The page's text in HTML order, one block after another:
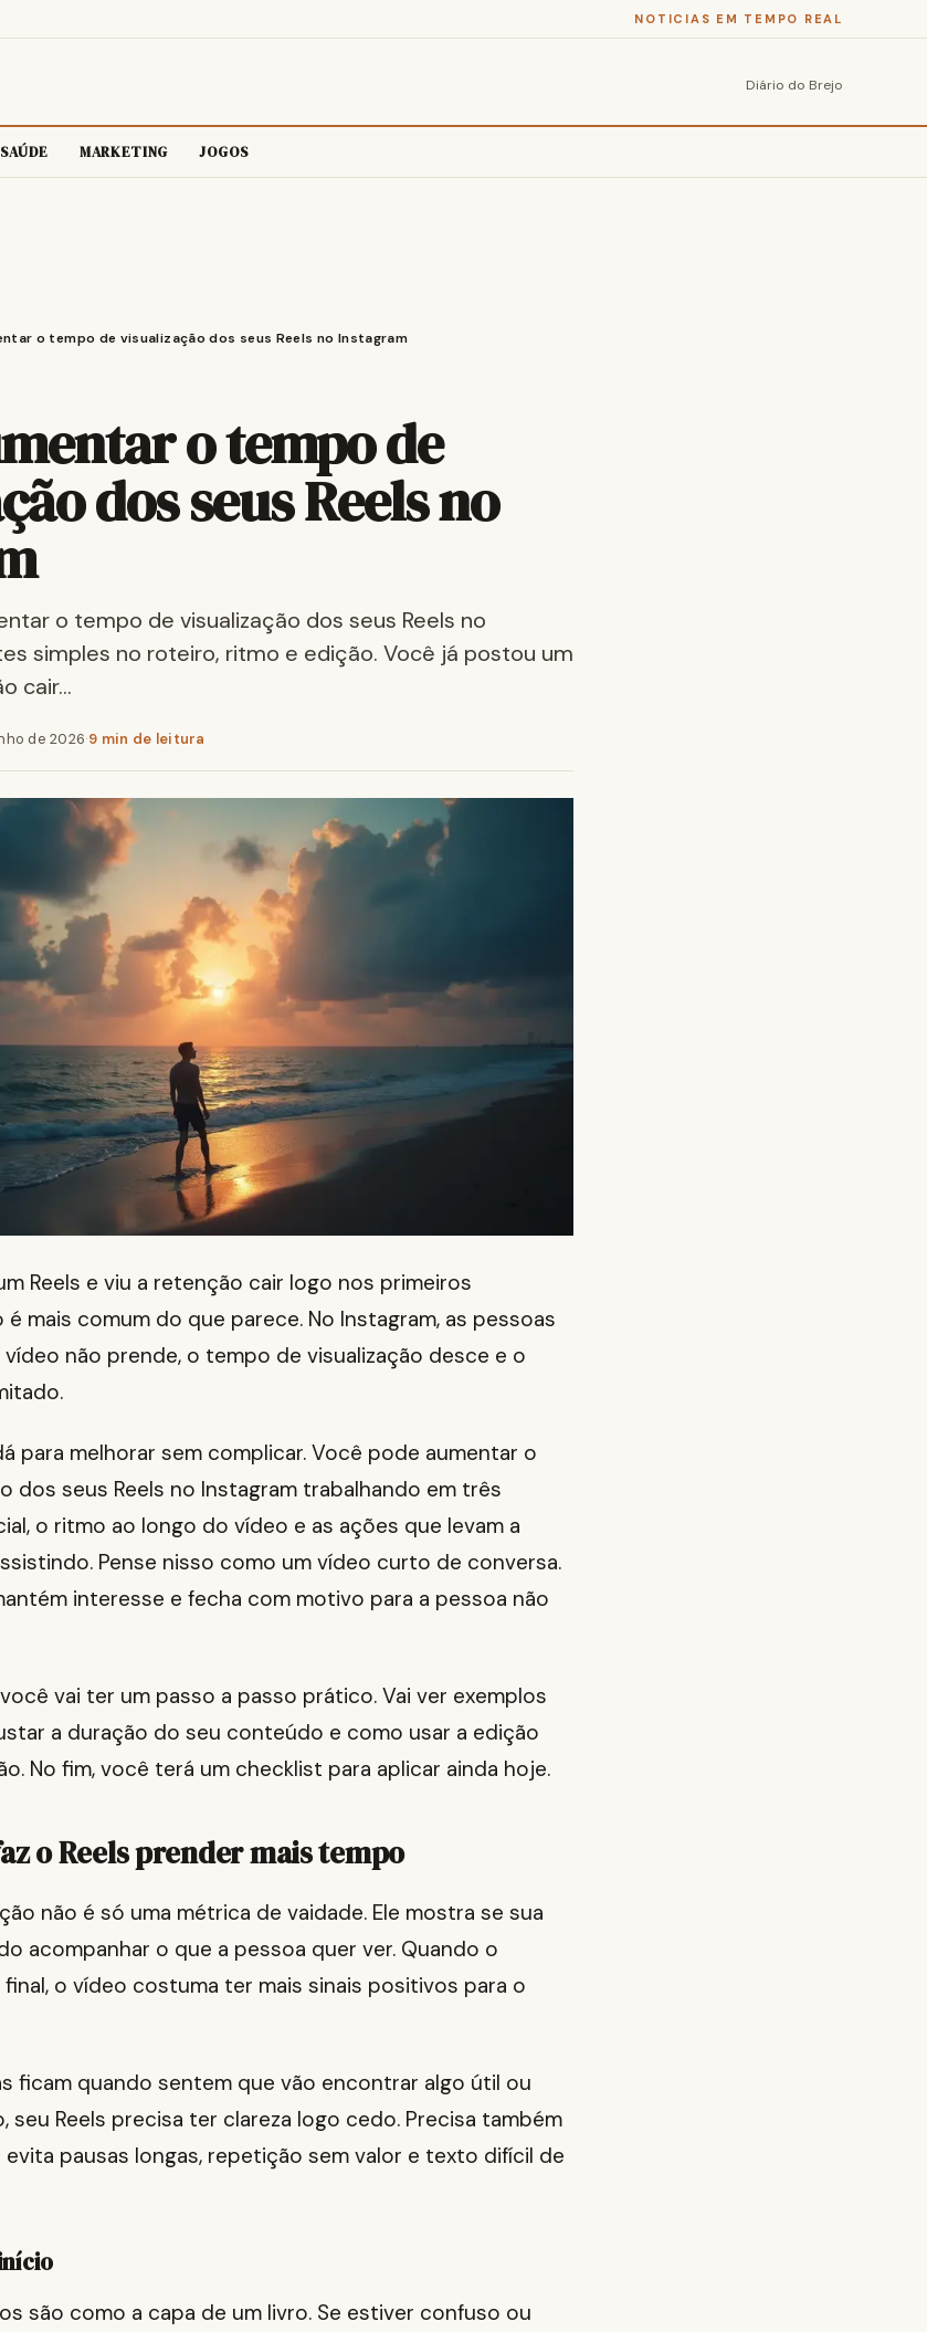
NOTICIAS EM TEMPO REAL
Diário do Brejo
SAÚDE MARKETING JOGOS
o tempo de visualização dos seus Reels no Instagram
o tempo de
dos seus Reels no
o tempo de visualização dos seus Reels no
simples no roteiro, ritmo e edição. Você já postou um
cair…
de 2026·9 min de leitura
Reels e viu a retenção cair logo nos primeiros
é mais comum do que parece. No Instagram, as pessoas
vídeo não prende, o tempo de visualização desce e o
para melhorar sem complicar. Você pode aumentar o
dos seus Reels no Instagram trabalhando em três
o ritmo ao longo do vídeo e as ações que levam a
Pense nisso como um vídeo curto de conversa.
interesse e fecha com motivo para a pessoa não
vai ter um passo a passo prático. Vai ver exemplos
a duração do seu conteúdo e como usar a edição
No fim, você terá um checklist para aplicar ainda hoje.
o Reels prender mais tempo
não é só uma métrica de vaidade. Ele mostra se sua
acompanhar o que a pessoa quer ver. Quando o
o vídeo costuma ter mais sinais positivos para o
ficam quando sentem que vão encontrar algo útil ou
seu Reels precisa ter clareza logo cedo. Precisa também
pausas longas, repetição sem valor e texto difícil de
são como a capa de um livro. Se estiver confuso ou